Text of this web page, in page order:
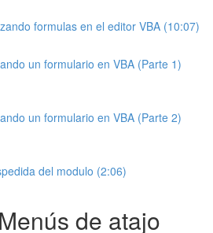
formulas en el editor VBA (10:07)
un formulario en VBA (Parte 1)
un formulario en VBA (Parte 2)
del modulo (2:06)
de atajo